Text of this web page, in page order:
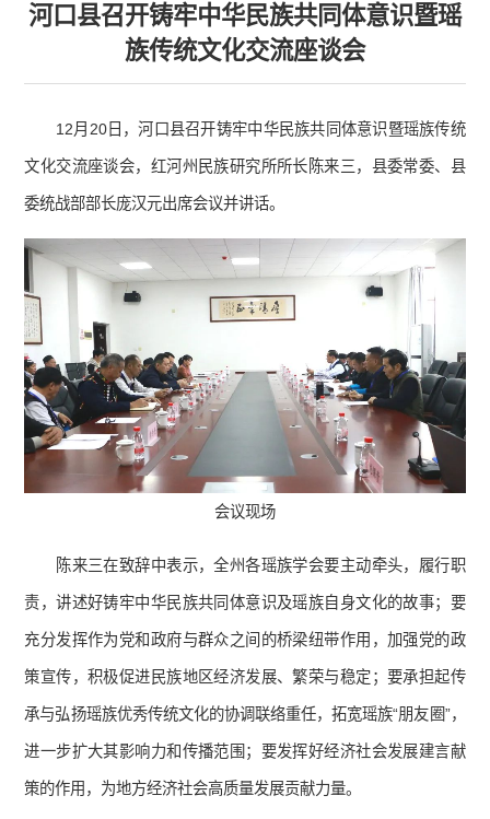
河口县召开铸牢中华民族共同体意识暨瑶
族传统文化交流座谈会
12月20日，河口县召开铸牢中华民族共同体意识暨瑶族传统
文化交流座谈会，红河州民族研究所所长陈来三，县委常委、县
委统战部部长庞汉元出席会议并讲话。
会议现场
陈来三在致辞中表示，全州各瑶族学会要主动牵头，履行职
责，讲述好铸牢中华民族共同体意识及瑶族自身文化的故事；要
充分发挥作为党和政府与群众之间的桥梁纽带作用，加强党的政
策宣传，积极促进民族地区经济发展、繁荣与稳定；要承担起传
承与弘扬瑶族优秀传统文化的协调联络重任，拓宽瑶族“朋友圈”，
进一步扩大其影响力和传播范围；要发挥好经济社会发展建言献
策的作用，为地方经济社会高质量发展贡献力量。